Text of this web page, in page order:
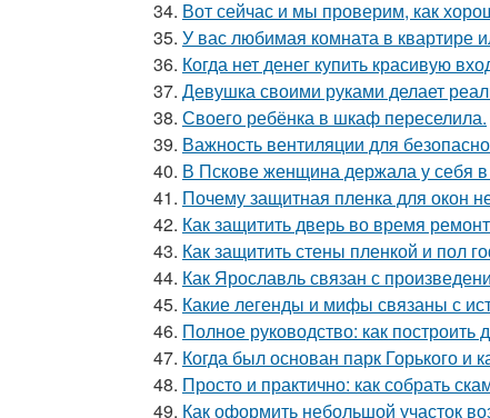
34. Вот сейчас и мы проверим, как
35. У вас любимая комната в квартире
36. Когда нет денег купить красивую
37. Девушка своими руками делает
38. Своего ребёнка в шкаф переселила.
39. Важность вентиляции для
40. В Пскове женщина держала у себя в
41. Почему защитная пленка для окон
42. Как защитить дверь во время
43. Как защитить стены пленкой и пол
44. Как Ярославль связан с
45. Какие легенды и мифы связаны с
46. Полное руководство: как построить
47. Когда был основан парк Горького и
48. Просто и практично: как собрать
49. Как оформить небольшой участок